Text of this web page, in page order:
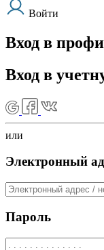
Войти
Вход в
Вход в
или
Электронный
Пароль